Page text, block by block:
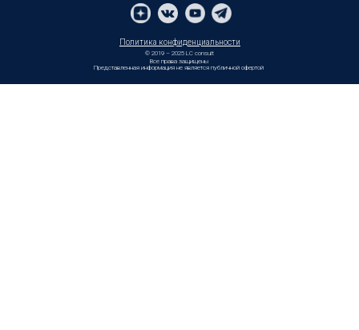
Все права защищены
Представленная информация не является публичной офертой
Политика конфиденциальности
© 2019 – 2025 LC consult